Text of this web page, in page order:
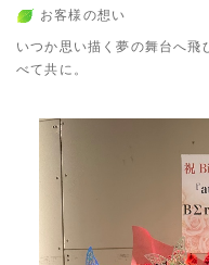
お客様の想い
いつか思い描く夢の舞台へ飛
べて共に。